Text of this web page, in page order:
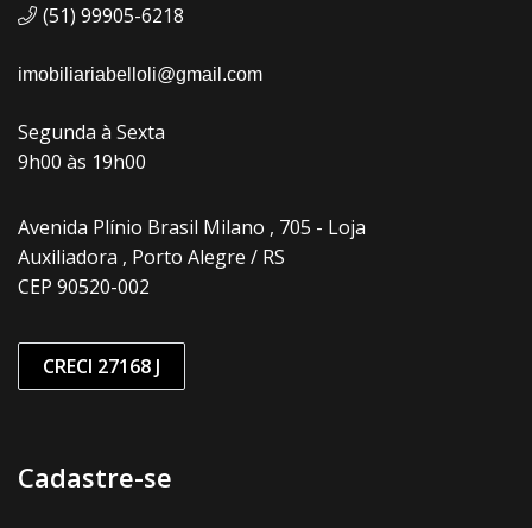
(51) 99905-6218
imobiliariabelloli@gmail.com
Segunda à Sexta
9h00 às 19h00
Avenida Plínio Brasil Milano , 705 - Loja
Auxiliadora , Porto Alegre / RS
CEP 90520-002
CRECI 27168 J
Cadastre-se